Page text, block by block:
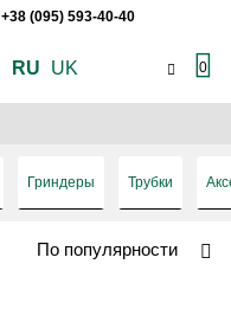
+38 (095) 593-40-40
RU UK 0
Гриндеры Трубки
По популярности